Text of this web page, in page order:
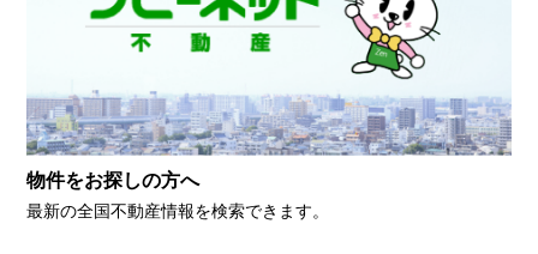
物件をお探しの方へ
最新の全国不動産情報を検索できます。